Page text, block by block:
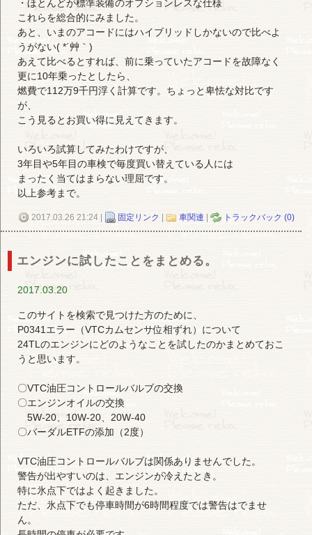
・ほとんどが標準装備のオプションレスな仕様
これらを総合的にみました。
あと、いまのアコードにはハイブリッドしかないので比べよ
うがない( *´艸｀)
あえて比べるとすれば、前に乗っていたアコードを故障なく
更に10年乗ったとしたら、
燃費で112万9千円浮く計算です。ちょっと卑怯な対比です
が、
こう見るとお買い得に見えてきます。
いろいろ試算してみたわけですが、
3年目や5年目の車検で毎度買い替えている人には
まったく当てはまらない理屈です。
以上参考まで。
2017.03.26 21:24 | 固定リンク | 車関連 | トラックバック (0)
エンジンに試したことをまとめる。
2017.03.20
このサイトを検索で見つけた方のために、
P0341エラー（VTCカムセンサ位相ずれ）について
24TLのエンジンにどのようなことを試したのかまとめておこ
うと思います。
〇VTC油圧コントロールバルブの交換
〇エンジンオイルの交換
5W-20、10W-20、20W-40
〇バーダルETFの添加（2度）
VTC油圧コントロールバルブは関係ありませんでした。
警告が出やすいのは、エンジンが冷えたとき。
特に氷点下ではよく起きました。
ただ、氷点下でも停車時間が6時間程度では警告はでませ
ん。